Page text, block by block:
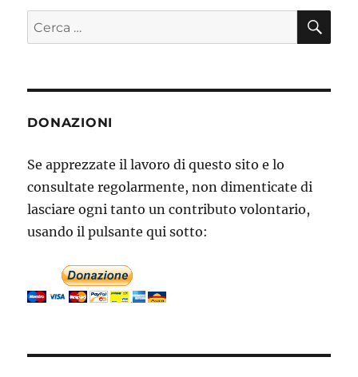
Cerca:
DONAZIONI
Se apprezzate il lavoro di questo sito e lo
consultate regolarmente, non dimenticate di
lasciare ogni tanto un contributo volontario,
usando il pulsante qui sotto: